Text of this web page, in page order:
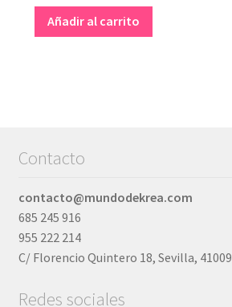
Añadir al carrito
Contacto
contacto@mundodekrea.com
685 245 916
955 222 214
C/ Florencio Quintero 18, Sevilla, 41009
Redes sociales